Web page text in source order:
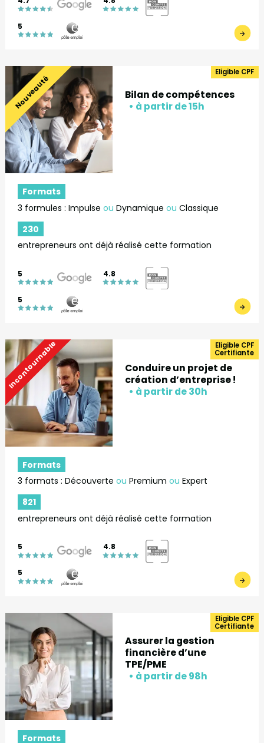
5
Nouveauté
Eligible CPF
Bilan de compétences
Formats
3 formules : Impulseou Dynamiqueou Classique
230
entrepreneurs ont déjà réalisé cette formation
5 4.8
5
Incontournable
Eligible CPF
Certifiante
Conduire un projet de
création d’entreprise !
Formats
3 formats : Découverteou Premiumou Expert
821
entrepreneurs ont déjà réalisé cette formation
5 4.8
5
Eligible CPF
Certifiante
Assurer la gestion
financière d’une
TPE/PME
Formats